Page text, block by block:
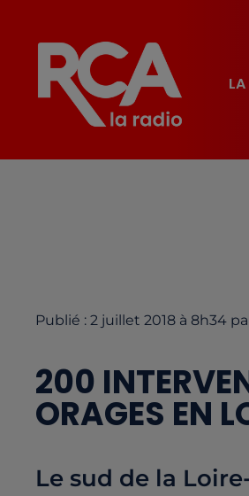
Publié : 2 juillet 2018 à 8h34
200
ORAGES EN
Le sud de la